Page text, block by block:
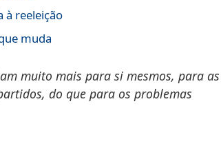
à reeleição
muda
muito mais para si mesmos, para as
do que para os problemas